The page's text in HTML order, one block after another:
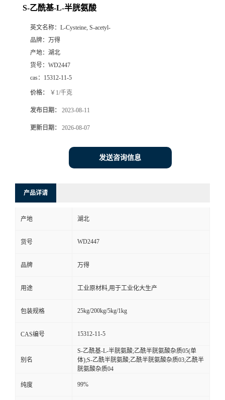
S-乙酰基-L-半胱氨酸
英文名称： L-Cysteine, S-acetyl-
品牌： 万得
产地： 湖北
货号： WD2447
cas： 15312-11-5
价格： ￥1/千克
发布日期： 2023-08-11
更新日期： 2026-08-07
发送咨询信息
产品详请
产地 湖北
货号 WD2447
品牌 万得
用途 工业原材料,用于工业化大生产
包装规格 25kg/200kg/5kg/1kg
CAS编号 15312-11-5
别名
S-乙酰基-L-半胱氨酸;乙酰半胱氨酸杂质05(单
体);S-乙酰半胱氨酸;乙酰半胱氨酸杂质03;乙酰半
胱氨酸杂质04
纯度 99%